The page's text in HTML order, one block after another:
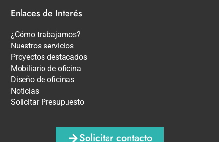
Enlaces de Interés
¿Cómo trabajamos?
Nuestros servicios
Proyectos destacados
Mobiliario de oficina
Diseño de oficinas
Noticias
Solicitar Presupuesto
Solicitar contacto